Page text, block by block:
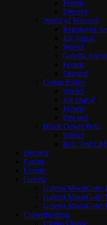
Forum
Discord
World of Warcraft
Regulamin
Jak zagrać
Wieści
Galeria
Forum
Discord
Conan Exiles
Wieści
Jak zagrać
Forum
Discord
Black Desert Beta
Wieści
Beta Test
Discord
Forum
Eventy
Galeria
Galeria MoonGate:
Galeria MoonGate:
Galeria MoonGate:
Crowdfunding
Ultima Online